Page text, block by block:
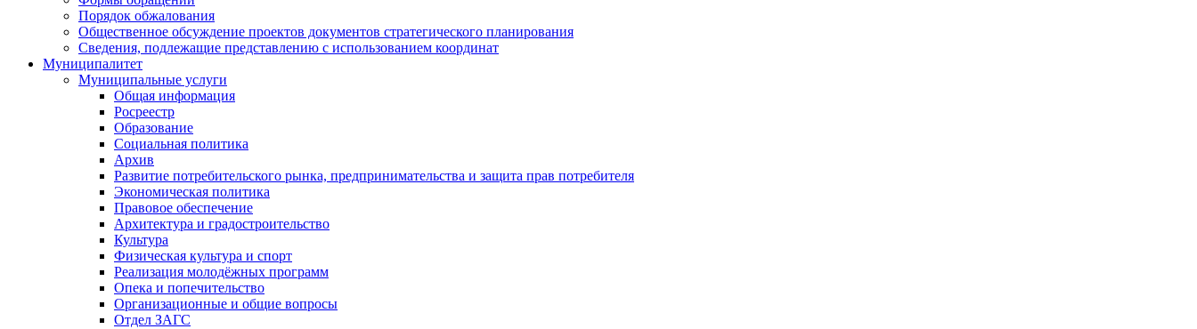
Порядок обжалования
Общественное обсуждение проектов документов стратегического планирования
Сведения, подлежащие представлению с использованием координат
Муниципалитет
Муниципальные услуги
Общая информация
Росреестр
Образование
Социальная политика
Архив
Развитие потребительского рынка, предпринимательства и защита прав потребителя
Экономическая политика
Правовое обеспечение
Архитектура и градостроительство
Культура
Физическая культура и спорт
Реализация молодёжных программ
Опека и попечительство
Организационные и общие вопросы
Отдел ЗАГС